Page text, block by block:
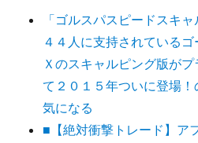
「ゴルスパスピードスキ
４４人に支持されている
Ｘのスキャルピング版が
て２０１５年ついに登場
気になる
■【絶対衝撃トレード】ア